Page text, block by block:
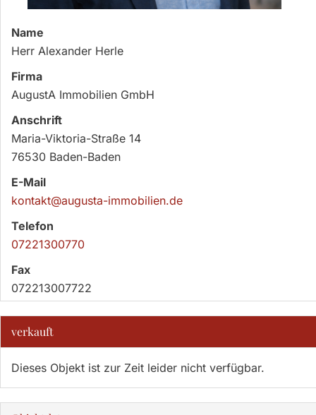
Name
Herr Alexander Herle
Firma
AugustA Immobilien GmbH
Anschrift
Maria-Viktoria-Straße 14
76530 Baden-Baden
E-Mail
kontakt@augusta-immobilien.de
Telefon
07221300770
Fax
072213007722
verkauft
Dieses Objekt ist zur Zeit leider nicht verfügbar.